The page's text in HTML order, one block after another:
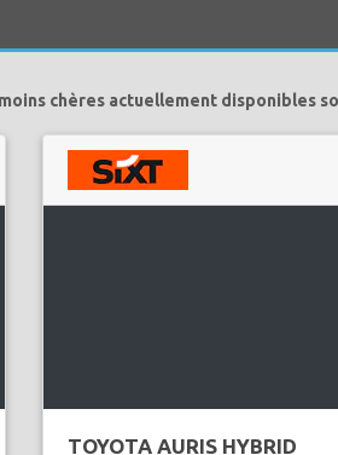
chères actuellement disponibles
TOYOTA AURIS HYBRID